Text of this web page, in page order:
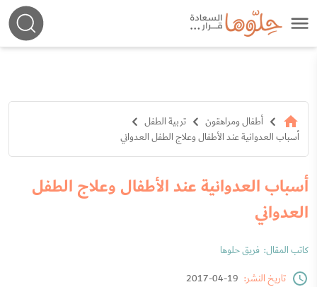
أطفال ومراهقون
تربية الطفل
أسباب العدوانية عند الأطفال وعلاج الطفل العدواني
أسباب العدوانية عند الأطفال وعلاج الطفل
العدواني
كاتب المقال: فريق حلوها
تاريخ النشر: 19-04-2017